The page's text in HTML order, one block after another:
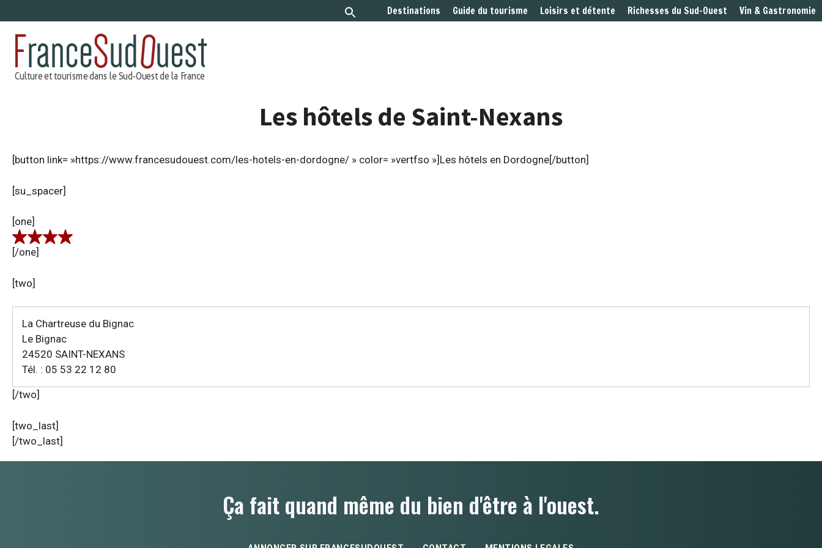
au
contenu
Destinations Guide du tourisme Loisirs et détente Richesses du Sud-Ouest Vin & Gastronomie
Les hôtels de Saint-Nexans
[button link= »https://www.francesudouest.com/les-hotels-en-dordogne/ » color= »vertfso »]Les hôtels en Dordogne[/button]
[su_spacer]
[one]
[/one]
[two]
La Chartreuse du Bignac
Le Bignac
24520 SAINT-NEXANS
Tél. : 05 53 22 12 80
[/two]
[two_last]
[/two_last]
Ça fait quand même du bien d'être à l'ouest.